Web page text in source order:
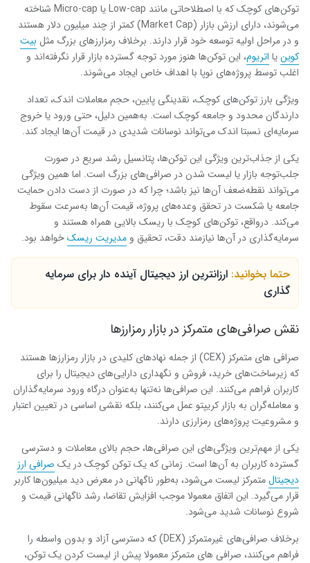
توکن‌های کوچک که با اصطلاحاتی مانند Low-cap یا Micro-cap شناخته
می‌شوند، دارای ارزش بازار (Market Cap) کمتر از چند میلیون دلار هستند
و در مراحل اولیه توسعه خود قرار دارند. برخلاف رمزارزهای بزرگ مثل بیت
کوینیا اتریوم، این توکن‌ها هنوز مورد توجه گسترده بازار قرار نگرفته‌اند و
اغلب توسط پروژه‌های نوپا با اهداف خاص ایجاد می‌شوند.
ویژگی‌ بارز توکن‌های کوچک، نقدینگی پایین، حجم معاملات اندک، تعداد
دارندگان محدود و جامعه کوچک است. به‌همین دلیل، حتی ورود یا خروج
سرمایه‌ای نسبتا اندک می‌تواند نوسانات شدیدی در قیمت آن‌ها ایجاد کند.
یکی از جذاب‌ترین ویژگی این توکن‌ها، پتانسیل رشد سریع در صورت
جلب‌توجه بازار یا لیست شدن در صرافی‌های بزرگ است. اما همین ویژگی
می‌تواند نقطه‌ضعف آن‌ها نیز باشد؛ چرا که در صورت از دست دادن حمایت
جامعه یا شکست در تحقق وعده‌های پروژه، قیمت آن‌ها به‌سرعت سقوط
می‌کند. درواقع، توکن‌های کوچک با ریسک بالایی همراه هستند و
سرمایه‌گذاری در آن‌ها نیازمند دقت، تحقیق و مدیریت ریسکخواهد بود.
حتما بخوانید: ارزانترین ارز دیجیتال آینده دار برای سرمایه
گذاری
نقش صرافی‌های متمرکز در بازار رمزارزها
صرافی های متمرکز (CEX) از جمله نهادهای کلیدی در بازار رمزارزها هستند
که زیرساخت‌های خرید، فروش و نگهداری دارایی‌های دیجیتال را برای
کاربران فراهم می‌کنند. این صرافی‌ها نه‌تنها به‌عنوان درگاه ورود سرمایه‌گذاران
و معامله‌گران به بازار کریپتو عمل می‌کنند، بلکه نقشی اساسی در تعیین اعتبار
و مشروعیت پروژه‌های رمزارزی دارند.
یکی از مهم‌ترین ویژگی‌های این صرافی‌ها، حجم بالای معاملات و دسترسی
گسترده کاربران به آن‌ها است. زمانی که یک توکن کوچک در یک صرافی ارز
دیجیتالمتمرکز لیست می‌شود، به‌طور ناگهانی در معرض دید میلیون‌ها کاربر
قرار می‌گیرد. این اتفاق معمولا موجب افزایش تقاضا، رشد ناگهانی قیمت و
شروع نوسانات شدید می‌شود.
برخلاف صرافی‌های غیرمتمرکز (DEX) که دسترسی آزاد و بدون واسطه را
فراهم می‌کنند، صرافی های متمرکز معمولا پیش از لیست کردن یک توکن،